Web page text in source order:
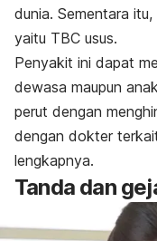
dunia. Sementara
yaitu TBC usus.
Penyakit ini dapat
dewasa maupun
perut dengan
dengan dokter
lengkapnya.
Tanda dan